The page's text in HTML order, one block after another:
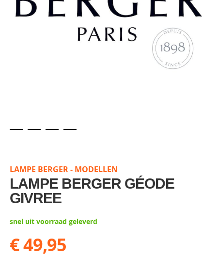
beginning
of
the
images
LAMPE BERGER - MODELLEN
LAMPE BERGER GÉODE
GIVREE
snel uit voorraad geleverd
€ 49,95